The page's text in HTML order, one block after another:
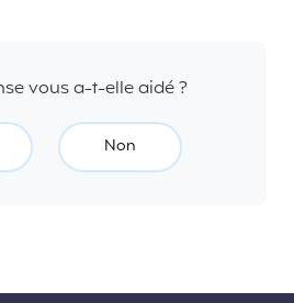
vous a-t-elle aidé ?
Non